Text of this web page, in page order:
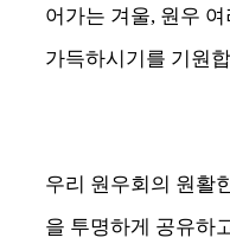
어가는 겨울, 원우 여
가득하시기를 기원
우리 원우회의 원활
을 투명하게 공유하